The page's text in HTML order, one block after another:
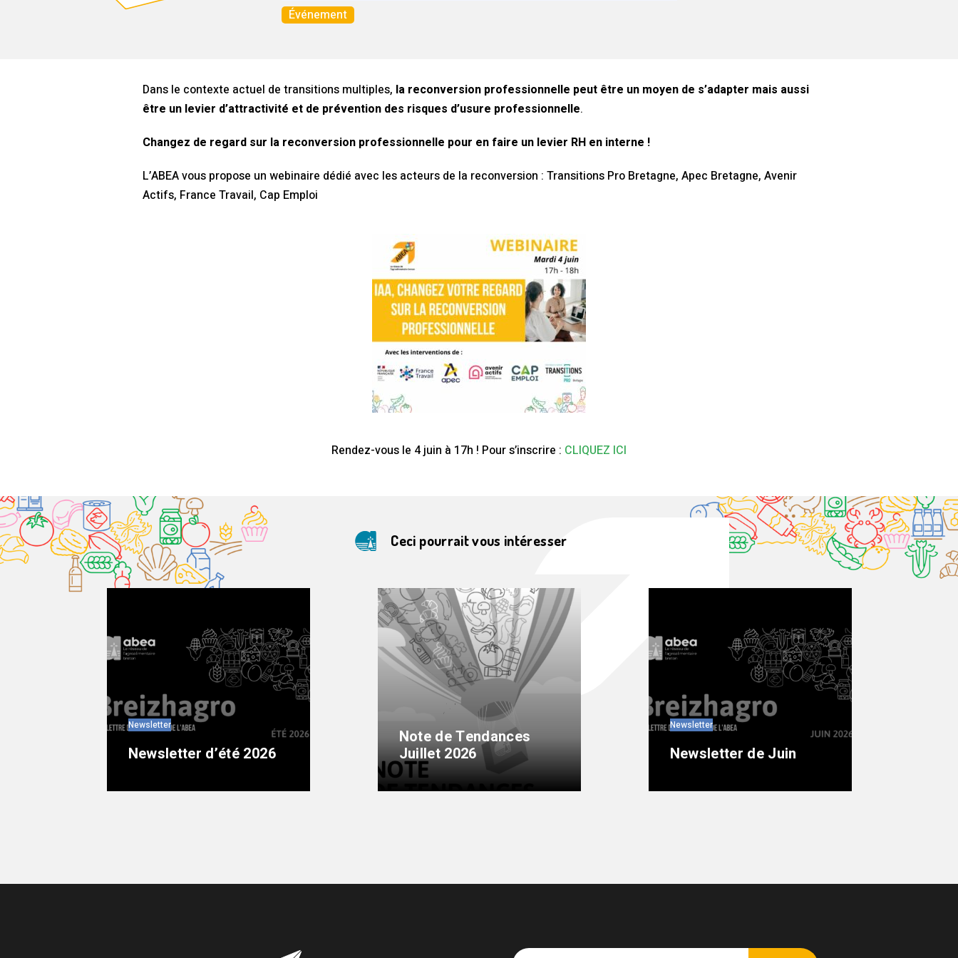
Événement
Dans le contexte actuel de transitions multiples, la reconversion professionnelle peut être un moyen de s’adapter mais aussi
être un levier d’attractivité et de prévention des risques d’usure professionnelle.
Changez de regard sur la reconversion professionnelle pour en faire un levier RH en interne !
L’ABEA vous propose un webinaire dédié avec les acteurs de la reconversion : Transitions Pro Bretagne, Apec Bretagne, Avenir
Actifs, France Travail, Cap Emploi
Rendez-vous le 4 juin à 17h ! Pour s’inscrire : CLIQUEZ ICI
Ceci pourrait vous intéresser
Newsletter
Newsletter d’été 2026
Note de Tendances
Juillet 2026
Newsletter
Newsletter de Juin